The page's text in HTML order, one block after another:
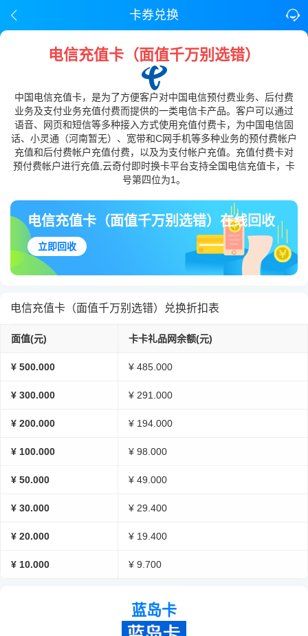
卡券兑换
电信充值卡（面值千万别选错）
中国电信充值卡，是为了方便客户对中国电信预付费业务、后付费
业务及支付业务充值付费而提供的一类电信卡产品。客户可以通过
语音、网页和短信等多种接入方式使用充值付费卡，为中国电信固
话、小灵通（河南暂无）、宽带和C网手机等多种业务的预付费帐户
充值和后付费帐户充值付费，以及为支付帐户充值。充值付费卡对
预付费帐户进行充值,云奇付即时换卡平台支持全国电信充值卡，卡
号第四位为1。
电信充值卡（面值千万别选错）在线回收
立即回收
电信充值卡（面值千万别选错）兑换折扣表
面值(元) 卡卡礼品网余额(元)
¥ 500.000 ¥ 485.000
¥ 300.000 ¥ 291.000
¥ 200.000 ¥ 194.000
¥ 100.000 ¥ 98.000
¥ 50.000 ¥ 49.000
¥ 30.000 ¥ 29.400
¥ 20.000 ¥ 19.400
¥ 10.000 ¥ 9.700
蓝岛卡